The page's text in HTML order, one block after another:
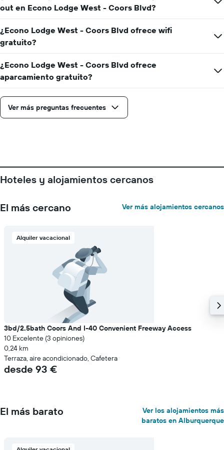
la
semana.
gráfico
muestra
1
eje
Y
el
precio
medio
out en Econo Lodge West - Coors Blvd?
¿Econo Lodge West - Coors Blvd ofrece wifi
gratuito?
¿Econo Lodge West - Coors Blvd ofrece
aparcamiento gratuito?
Ver más preguntas frecuentes
Hoteles y alojamientos cercanos
El más cercano Ver más alojamientos cercanos
Alquiler vacacional
3bd/2.5bath Coors And I-40 Convenient Freeway Access
10 Excelente (3 opiniones)
0,24 km
Terraza, aire acondicionado, Cafetera
desde 93 €
El más barato
Ver los alojamientos más
baratos en Alburquerque